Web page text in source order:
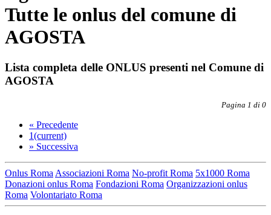
Tutte le onlus del comune di
AGOSTA
Lista completa delle ONLUS presenti nel Comune di
AGOSTA
Pagina 1 di 0
« Precedente
1(current)
» Successiva
Onlus Roma Associazioni Roma No-profit Roma 5x1000 Roma
Donazioni onlus Roma Fondazioni Roma Organizzazioni onlus
Roma Volontariato Roma